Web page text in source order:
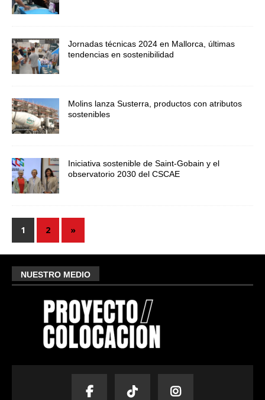
Jornadas técnicas 2024 en Mallorca, últimas
tendencias en sostenibilidad
Molins lanza Susterra, productos con atributos
sostenibles
Iniciativa sostenible de Saint-Gobain y el
observatorio 2030 del CSCAE
1 2 »
NUESTRO MEDIO